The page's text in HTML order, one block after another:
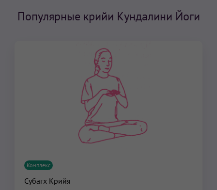
Популярные крийи Кундалини Йоги
Комплекс
Субагх Крийя